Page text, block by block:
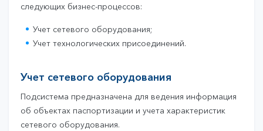
следующих бизнес-процессов:
Учет сетевого оборудования;
Учет технологических присоединений.
Учет сетевого оборудования
Подсистема предназначена для ведения информация
об объектах паспортизации и учета характеристик
сетевого оборудования.